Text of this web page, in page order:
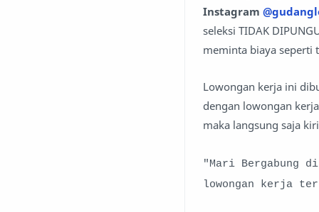
Instagram
seleksi TIDAK
meminta biaya seperti
Lowongan kerja ini
dengan lowongan
maka langsung saja
"Mari Bergabung
lowongan kerja